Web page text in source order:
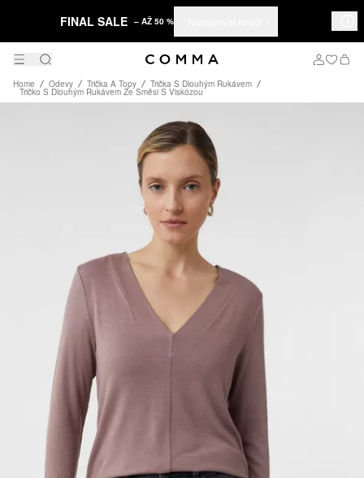
FINAL SALE – AŽ 50 %
Home Odevy Trička A Topy Trička S Dlouhým Rukávem
Tričko S Dlouhým Rukávem Ze Směsi S Viskózou